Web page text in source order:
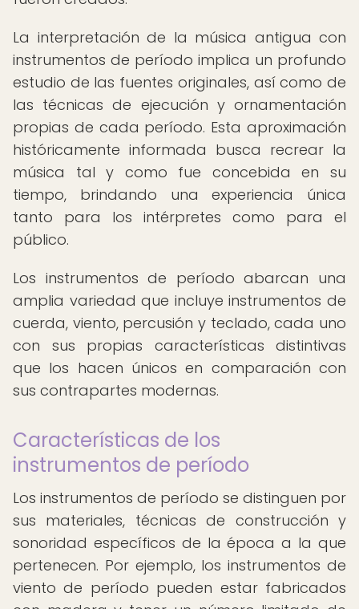
La interpretación de la música antigua con
instrumentos de período implica un profundo
estudio de las fuentes originales, así como de
las técnicas de ejecución y ornamentación
propias de cada período. Esta aproximación
históricamente informada busca recrear la
música tal y como fue concebida en su
tiempo, brindando una experiencia única
tanto para los intérpretes como para el
público.
Los instrumentos de período abarcan una
amplia variedad que incluye instrumentos de
cuerda, viento, percusión y teclado, cada uno
con sus propias características distintivas
que los hacen únicos en comparación con
sus contrapartes modernas.
Características de los
instrumentos de período
Los instrumentos de período se distinguen por
sus materiales, técnicas de construcción y
sonoridad específicos de la época a la que
pertenecen. Por ejemplo, los instrumentos de
viento de período pueden estar fabricados